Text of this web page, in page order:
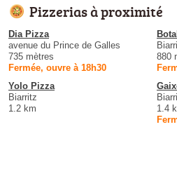
Pizzerias à proximité
Dia Pizza
avenue du Prince de Galles
735 mètres
Fermée, ouvre à 18h30
880
Yolo Pizza
Biarritz
1.2 km
1.4